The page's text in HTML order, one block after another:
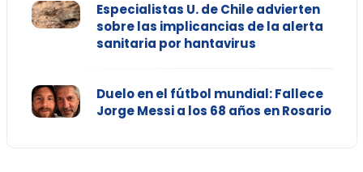
Especialistas U. de Chile advierten
sobre las implicancias de la alerta
sanitaria por hantavirus
Duelo en el fútbol mundial: Fallece
Jorge Messi a los 68 años en Rosario